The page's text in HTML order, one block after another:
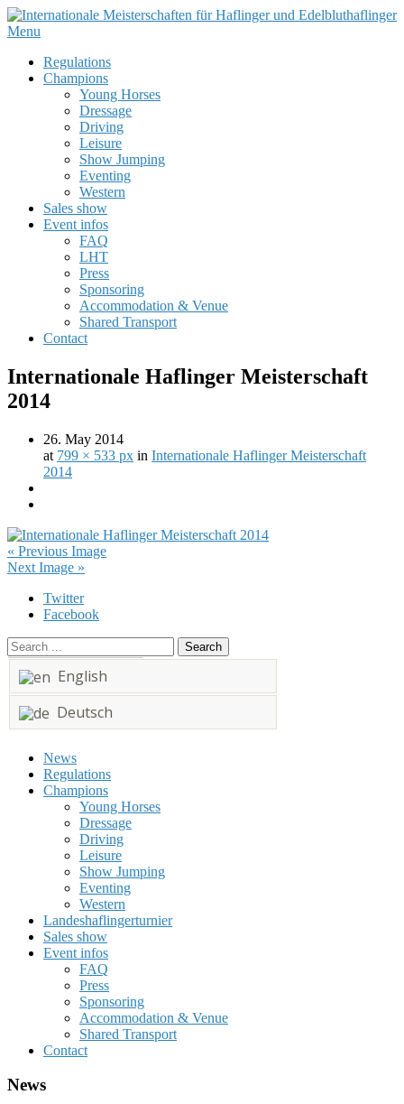
Menu
Regulations
Champions
Young Horses
Dressage
Driving
Leisure
Show Jumping
Eventing
Western
Sales show
Event infos
FAQ
LHT
Press
Sponsoring
Accommodation & Venue
Shared Transport
Contact
Internationale Haflinger Meisterschaft
2014
26. May 2014
at 799 × 533 px in Internationale Haflinger Meisterschaft
2014
« Previous Image
Next Image »
Twitter
Facebook
English
Deutsch
News
Regulations
Champions
Young Horses
Dressage
Driving
Leisure
Show Jumping
Eventing
Western
Landeshaflingerturnier
Sales show
Event infos
FAQ
Press
Sponsoring
Accommodation & Venue
Shared Transport
Contact
News